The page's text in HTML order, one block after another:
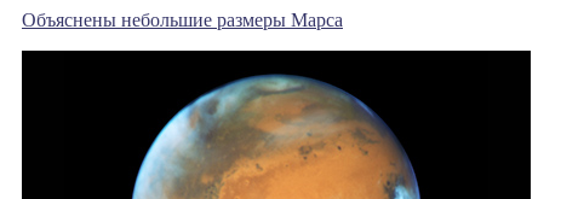
Объяснены небольшие размеры Марса